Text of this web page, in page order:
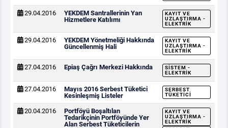
29.04.2016
YEKDEM Santrallerinin Yan
Hizmetlere Katılımı
KAYIT VE
UZLAŞTIRMA -
ELEKTRIK
29.04.2016
YEKDEM Yönetmeliği Hakkında
Güncellenmiş Hali
KAYIT VE
UZLAŞTIRMA -
ELEKTRIK
27.04.2016 Epiaş Çağrı Merkezi Hakkında
SISTEM -
ELEKTRIK
27.04.2016
Mayıs 2016 Serbest Tüketici
Kesinleşmiş Listeler
SERBEST
TÜKETICI
20.04.2016
Portföyü Boşaltılan
Tedarikçinin Portföyünde Yer
Alan Serbest Tüketicilerin
KAYIT VE
UZLAŞTIRMA -
ELEKTRIK